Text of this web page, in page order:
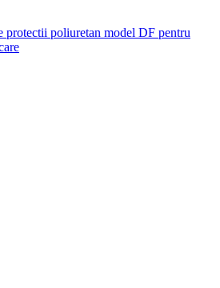
protectii poliuretan model DF pentru